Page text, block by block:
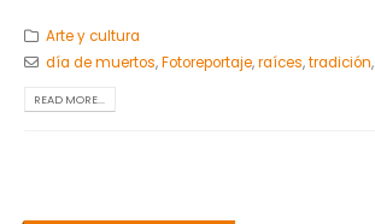
Arte y cultura
día de muertos,Fotoreportaje,raíces,tradición,
READ MORE...